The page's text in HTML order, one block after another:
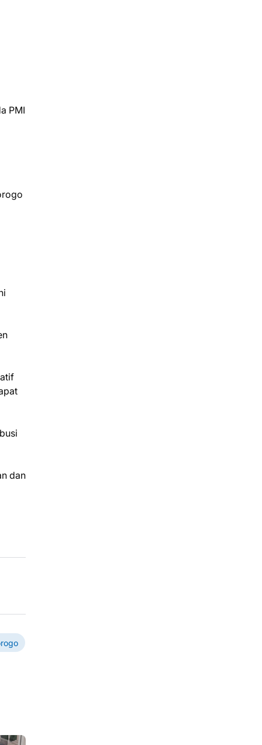
PMI
dan